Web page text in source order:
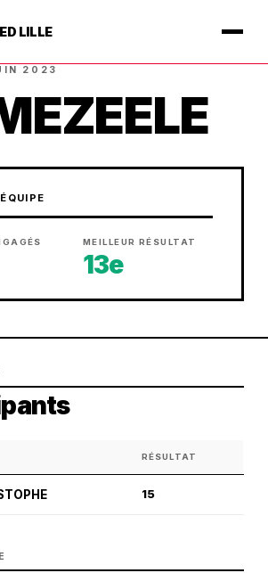
LILLE
2023
MEILLEUR RÉSULTAT
13e
RÉSULTAT
15